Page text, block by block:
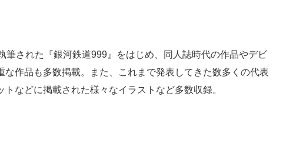
筆された『銀河鉄道999』をはじめ、同人誌時代の作品やデビ
な作品も多数掲載。また、これまで発表してきた数多くの代表
などに掲載された様々なイラストなど多数収録。